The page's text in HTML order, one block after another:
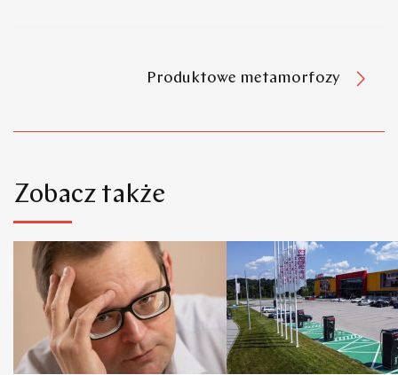
Produktowe metamorfozy
Zobacz także